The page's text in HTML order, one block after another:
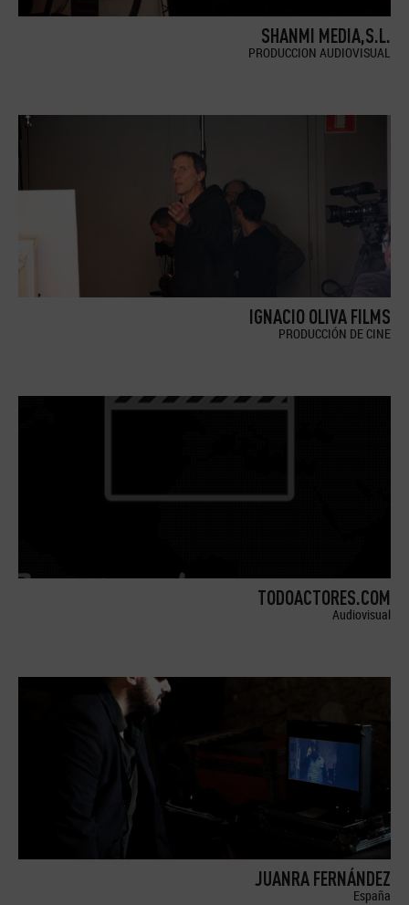
SHANMI MEDIA,S.L.
PRODUCCION AUDIOVISUAL
IGNACIO OLIVA FILMS
PRODUCCIÓN DE CINE
TODOACTORES.COM
Audiovisual
JUANRA FERNÁNDEZ
España